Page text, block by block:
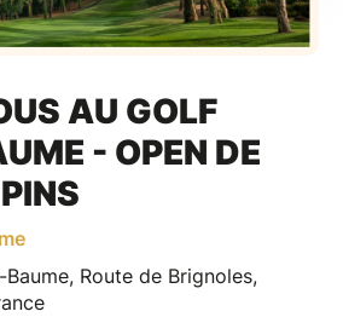
AU GOLF
- OPEN DE
Route de Brignoles,